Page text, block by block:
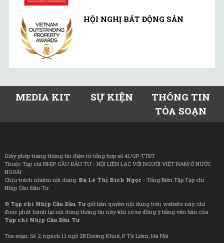
HỘI NGHỊ BẤT ĐỘNG SẢN
MEDIA KIT SỰ KIỆN
THÔNG TIN
TÒA SOẠN
Giấy phép trang thông tin điện tử tổng hợp số 41/GP-TTĐT
Thuộc Tạp chí NHỊP CẦU ĐẦU TƯ - HỘI LIÊN LẠC VỚI NGƯỜI VIỆT NAM Ở NƯỚC
NGOÀI
Chịu trách nhiệm nội dung: Bà Lê Thị Bích Ngọc - Tổng Biên Tập Tạp chí
Nhịp Cầu Đầu Tư
© Tạp chí Nhịp Cầu Đầu Tưgiữ bản quyền nội dung trên website này; chỉ
được phát hành lại nội dung thông tin này khi có sự đồng ý bằng văn bản của
Tạp chí Nhịp Cầu Đầu Tư
Tòa soạn: Số 2, ngách 11 ngõ 28 Dương Khuê, P. Từ Liêm, Hà Nội